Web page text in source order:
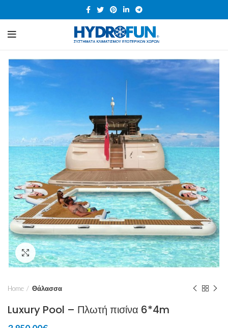
Click to enlarge
Home Θάλασσα
Luxury Pool – Πλωτή πισίνα 6*4m